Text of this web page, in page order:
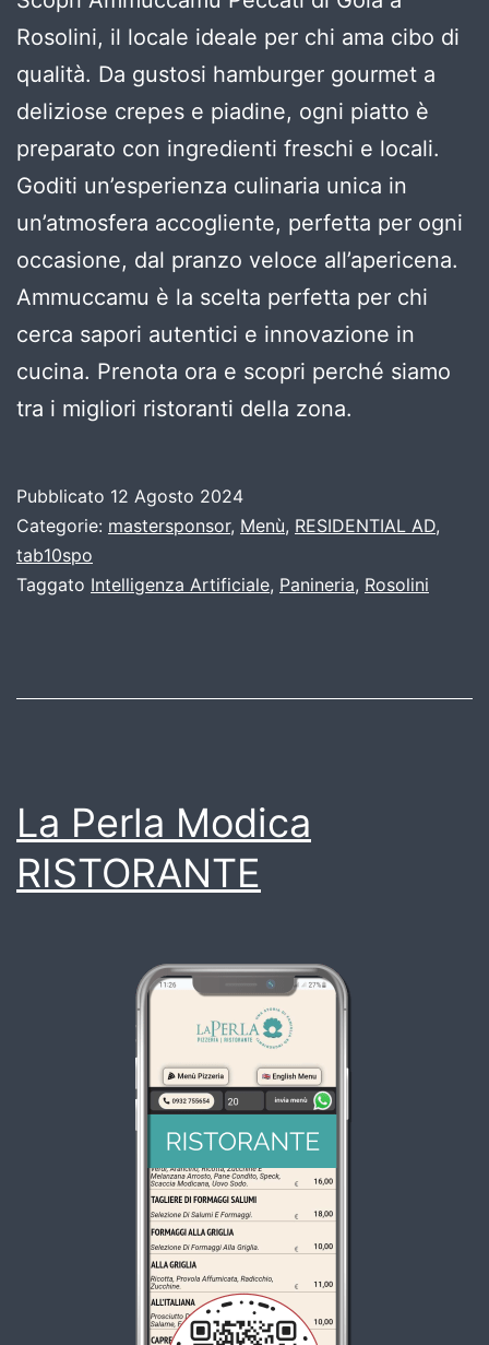
Rosolini, il locale ideale per chi ama cibo di
qualità. Da gustosi hamburger gourmet a
deliziose crepes e piadine, ogni piatto è
preparato con ingredienti freschi e locali.
Goditi un’esperienza culinaria unica in
un’atmosfera accogliente, perfetta per ogni
occasione, dal pranzo veloce all’apericena.
Ammuccamu è la scelta perfetta per chi
cerca sapori autentici e innovazione in
cucina. Prenota ora e scopri perché siamo
tra i migliori ristoranti della zona.
Pubblicato 12 Agosto 2024
Categorie: mastersponsor, Menù, RESIDENTIAL AD,
tab10spo
Taggato Intelligenza Artificiale, Panineria, Rosolini
La Perla Modica
RISTORANTE